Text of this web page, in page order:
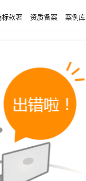
标软著 资质备案 案例库